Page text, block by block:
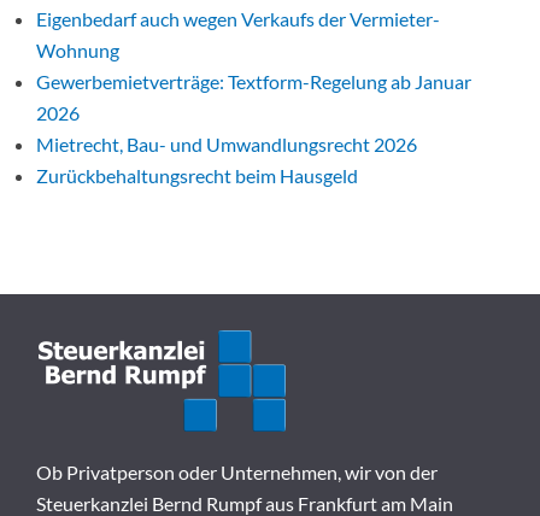
Eigenbedarf auch wegen Verkaufs der Vermieter-
Wohnung
Gewerbemietverträge: Textform-Regelung ab Januar
2026
Mietrecht, Bau- und Umwandlungsrecht 2026
Zurückbehaltungsrecht beim Hausgeld
Ob Privatperson oder Unternehmen, wir von der
Steuerkanzlei Bernd Rumpf aus Frankfurt am Main